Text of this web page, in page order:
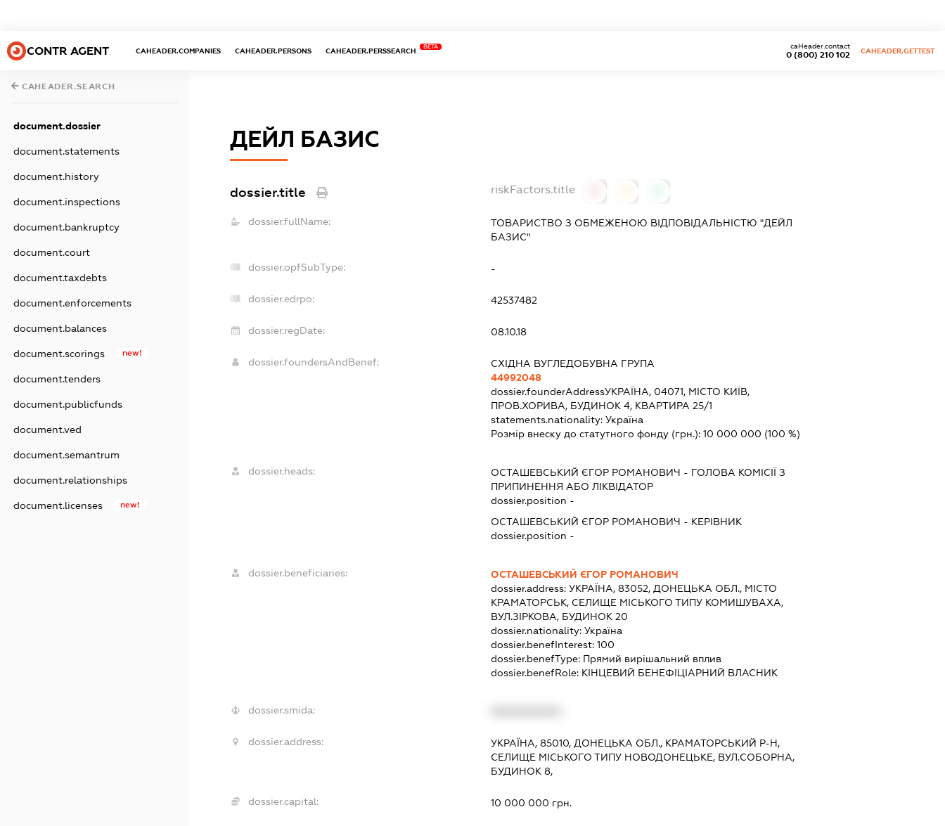
CONTR AGENT CAHEADER.COMPANIES CAHEADER.PERSONS CAHEADER.PERSSEARCH
BETA
0 (800) 210 102
caHeader.contact
CAHEADER.GETTEST
CAHEADER.SEARCH
document.dossier
document.statements
document.history
document.inspections
document.bankruptcy
document.court
document.taxdebts
document.enforcements
document.balances
document.scorings new!
document.tenders
document.publicfunds
document.ved
document.semantrum
document.relationships
document.licenses new!
ДЕЙЛ БАЗИС
dossier.title riskFactors.title
dossier.fullName:
ТОВАРИСТВО З ОБМЕЖЕНОЮ ВІДПОВІДАЛЬНІСТЮ "ДЕЙЛ
БАЗИС"
dossier.opfSubType: -
dossier.edrpo: 42537482
dossier.regDate: 08.10.18
dossier.foundersAndBenef:
СХІДНА ВУГЛЕДОБУВНА ГРУПА
44992048
dossier.founderAddressУКРАЇНА, 04071, МІСТО КИЇВ,
ПРОВ.ХОРИВА, БУДИНОК 4, КВАРТИРА 25/1
statements.nationality: Україна
Розмір внеску до статутного фонду (грн.): 10 000 000 (100 %)
dossier.heads: ОСТАШЕВСЬКИЙ ЄГОР РОМАНОВИЧ - ГОЛОВА КОМІСІЇ З
ПРИПИНЕННЯ АБО ЛІКВІДАТОР
dossier.position -
ОСТАШЕВСЬКИЙ ЄГОР РОМАНОВИЧ - КЕРІВНИК
dossier.position -
dossier.beneficiaries:
ОСТАШЕВСЬКИЙ ЄГОР РОМАНОВИЧ
dossier.address: УКРАЇНА, 83052, ДОНЕЦЬКА ОБЛ., МІСТО
КРАМАТОРСЬК, СЕЛИЩЕ МІСЬКОГО ТИПУ КОМИШУВАХА,
ВУЛ.ЗІРКОВА, БУДИНОК 20
dossier.nationality: Україна
dossier.benefInterest: 100
dossier.benefType: Прямий вирішальний вплив
dossier.benefRole: КІНЦЕВИЙ БЕНЕФІЦІАРНИЙ ВЛАСНИК
dossier.smida:
dossier.address:
УКРАЇНА, 85010, ДОНЕЦЬКА ОБЛ., КРАМАТОРСЬКИЙ Р-Н,
СЕЛИЩЕ МІСЬКОГО ТИПУ НОВОДОНЕЦЬКЕ, ВУЛ.СОБОРНА,
БУДИНОК 8,
dossier.capital: 10 000 000 грн.